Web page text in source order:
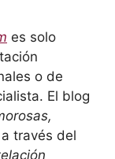
es solo
o de
El blog
a través del